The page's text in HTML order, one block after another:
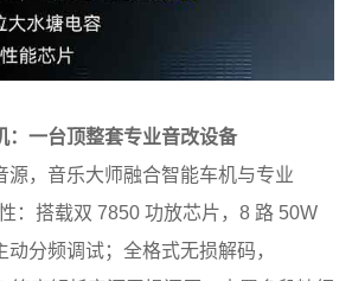
：一台顶整套专业音改设备
源，音乐大师融合智能车机与专业
：搭载双 7850 功放芯片，8 路 50W
分频调试；全格式无损解码，